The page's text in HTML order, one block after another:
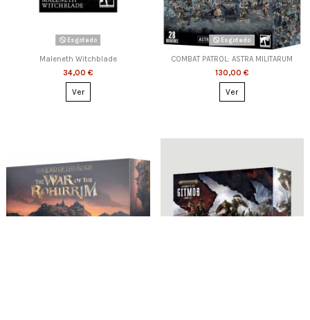
Esgotado
Maleneth Witchblade
34,00 €
Ver
Esgotado
COMBAT PATROL: ASTRA MILITARUM
130,00 €
Ver